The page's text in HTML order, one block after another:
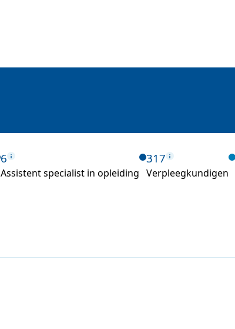
6
Assistent specialist in opleiding
317
Verpleegkundigen